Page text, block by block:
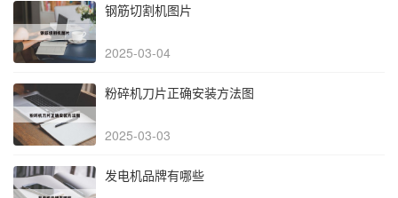
钢筋切割机图片
2025-03-04
粉碎机刀片正确安装方法图
2025-03-03
发电机品牌有哪些